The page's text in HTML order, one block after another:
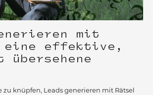
mit
eine effektive,
zu knüpfen, Leads generieren mit Rätsel